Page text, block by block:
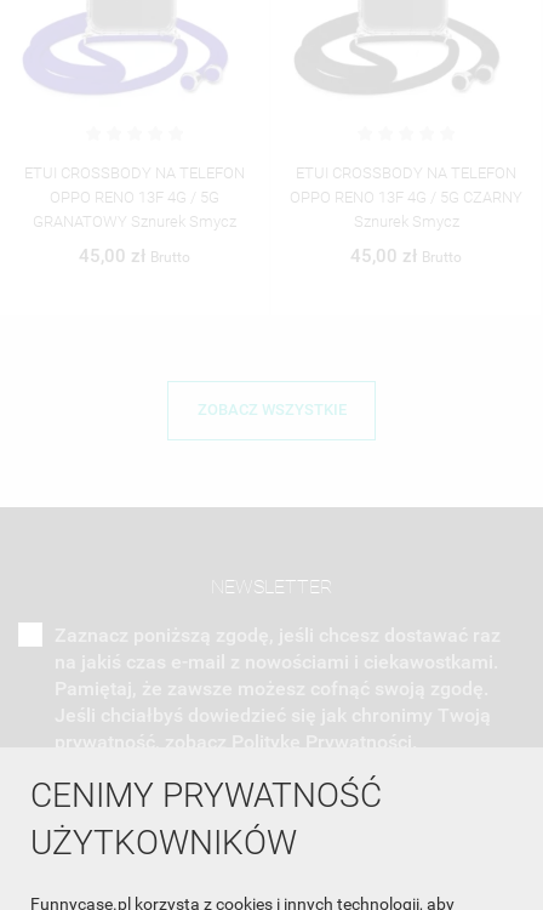
CENIMY PRYWATNOŚĆ
UŻYTKOWNIKÓW
Funnycase.pl korzysta z cookies i innych technologii, aby
ETUI CROSSBODY NA TELEFON
OPPO RENO 13F 4G / 5G
GRANATOWY Sznurek Smycz
45,00 zł Brutto
ETUI CROSSBODY NA TELEFON
OPPO RENO 13F 4G / 5G CZARNY
Sznurek Smycz
45,00 zł Brutto
ZOBACZ WSZYSTKIE
NEWSLETTER